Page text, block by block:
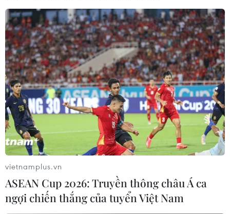
vietnamplus.vn
ASEAN Cup 2026: Truyền thông châu Á ca
ngợi chiến thắng của tuyển Việt Nam